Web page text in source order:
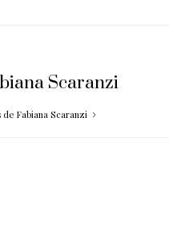
Scaranzi
de Fabiana Scaranzi